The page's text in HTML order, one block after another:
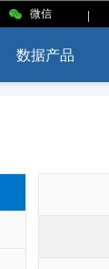
微信 |
数据产品